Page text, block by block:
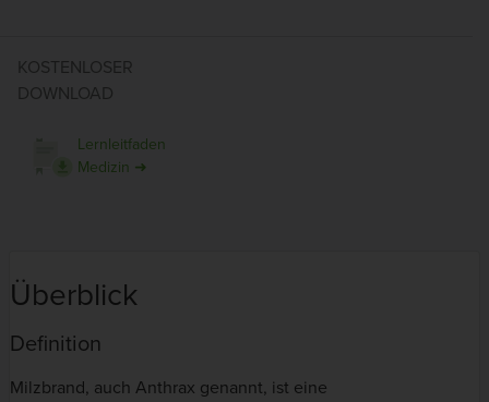
KOSTENLOSER
DOWNLOAD
Lernleitfaden
Medizin ➜
Überblick
Definition
Milzbrand, auch Anthrax genannt, ist eine